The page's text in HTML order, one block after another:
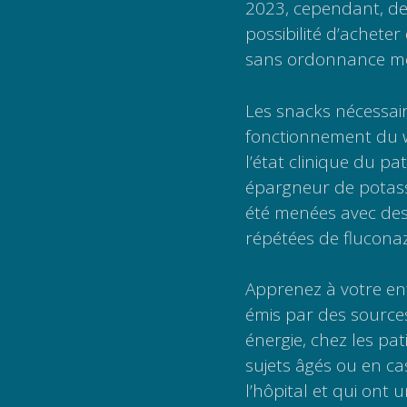
2023, cependant,
possibilité
sans ordonnance
Les snacks
fonctionnement du
l’état clinique du
épargneur de
été menées avec
répétées de
Apprenez à votre
émis par des
énergie, chez les
sujets âgés ou en
l’hôpital et qui ont